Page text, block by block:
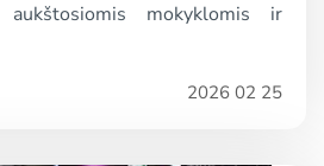
mokyklomis ir
2026 02 25